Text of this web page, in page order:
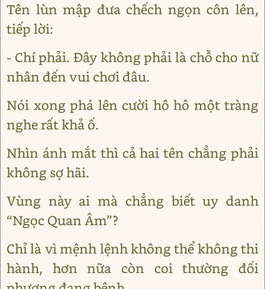
Tên lùn mập đưa chếch ngọn côn lên,
tiếp lời:
- Chí phải. Đây không phải là chỗ cho nữ
nhân đến vui chơi đâu.
Nói xong phá lên cười hô hô một tràng
nghe rất khả ố.
Nhìn ánh mắt thì cả hai tên chẳng phải
không sợ hãi.
Vùng này ai mà chẳng biết uy danh
“Ngọc Quan Âm”?
Chỉ là vì mệnh lệnh không thể không thi
hành, hơn nữa còn coi thường đối